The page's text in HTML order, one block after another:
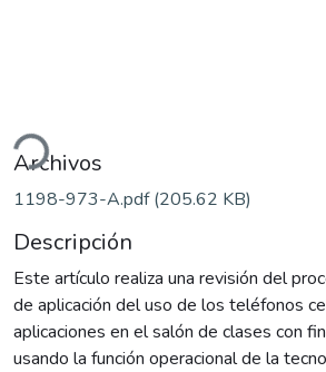
Archivos
1198-973-A.pdf(205.62 KB)
Descripción
Este artículo realiza una revisión del
de aplicación del uso de los teléfonos
aplicaciones en el salón de clases con
usando la función operacional de la